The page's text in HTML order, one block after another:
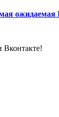
ожидаемая
Вконтакте!